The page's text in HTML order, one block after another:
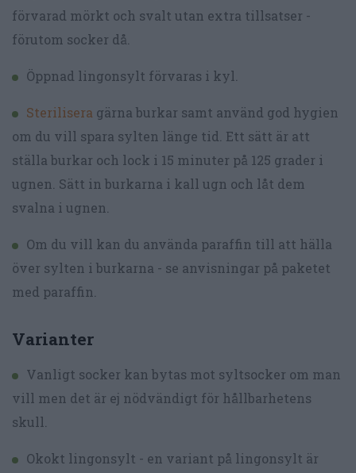
förvarad mörkt och svalt utan extra tillsatser -
förutom socker då.
Öppnad lingonsylt förvaras i kyl.
Sterilisera gärna burkar samt använd god hygien
om du vill spara sylten länge tid. Ett sätt är att
ställa burkar och lock i 15 minuter på 125 grader i
ugnen. Sätt in burkarna i kall ugn och låt dem
svalna i ugnen.
Om du vill kan du använda paraffin till att hälla
över sylten i burkarna - se anvisningar på paketet
med paraffin.
Varianter
Vanligt socker kan bytas mot syltsocker om man
vill men det är ej nödvändigt för hållbarhetens
skull.
Okokt lingonsylt - en variant på lingonsylt är